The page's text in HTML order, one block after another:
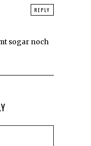
sogar noch
REPLY